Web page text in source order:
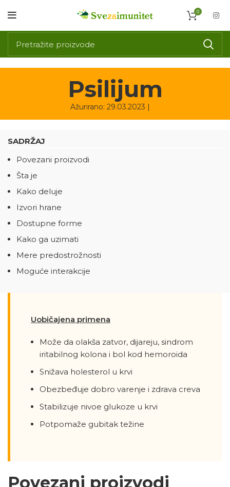
0
Psilijum
Ažurirano: 29.03.2023 |
SADRŽAJ
Povezani proizvodi
Šta je
Kako deluje
Izvori hrane
Dostupne forme
Kako ga uzimati
Mere predostrožnosti
Moguće interakcije
Uobičajena primena
Može da olakša zatvor, dijareju, sindrom
iritabilnog kolona i bol kod hemoroida
Snižava holesterol u krvi
Obezbeđuje dobro varenje i zdrava creva
Stabilizuje nivoe glukoze u krvi
Potpomaže gubitak težine
Povezani proizvodi